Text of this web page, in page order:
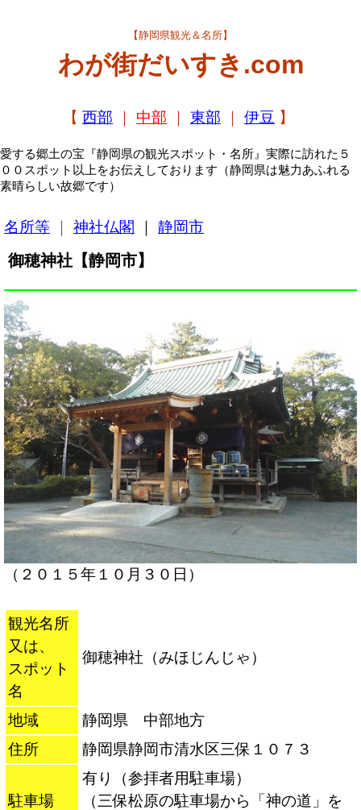
【静岡県観光＆名所】
わが街だいすき.com
【 西部 中部 東部 伊豆 】
愛する郷土の宝『静岡県の観光スポット・名所』実際に訪れた５
００スポット以上をお伝えしております（静岡県は魅力あふれる
素晴らしい故郷です）
名所等 神社仏閣 静岡市
御穂神社【静岡市】
（２０１５年１０月３０日）
観光名所
又は、
スポット
名
御穂神社（みほじんじゃ）
地域
静岡県 中部地方
住所
静岡県静岡市清水区三保１０７３
駐車場
有り（参拝者用駐車場）
（三保松原の駐車場から「神の道」を